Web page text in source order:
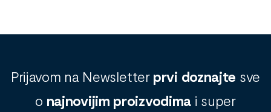
Prijavom na Newsletter prvi doznajte sve
o najnovijim proizvodima i super